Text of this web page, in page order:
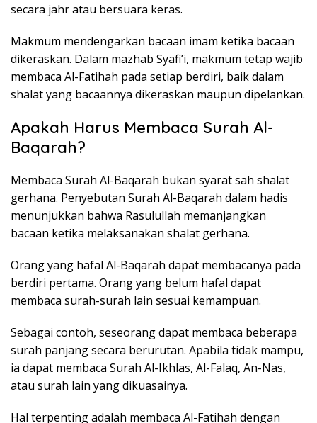
secara jahr atau bersuara keras.
Makmum mendengarkan bacaan imam ketika bacaan
dikeraskan. Dalam mazhab Syafi’i, makmum tetap wajib
membaca Al-Fatihah pada setiap berdiri, baik dalam
shalat yang bacaannya dikeraskan maupun dipelankan.
Apakah Harus Membaca Surah Al-
Baqarah?
Membaca Surah Al-Baqarah bukan syarat sah shalat
gerhana. Penyebutan Surah Al-Baqarah dalam hadis
menunjukkan bahwa Rasulullah memanjangkan
bacaan ketika melaksanakan shalat gerhana.
Orang yang hafal Al-Baqarah dapat membacanya pada
berdiri pertama. Orang yang belum hafal dapat
membaca surah-surah lain sesuai kemampuan.
Sebagai contoh, seseorang dapat membaca beberapa
surah panjang secara berurutan. Apabila tidak mampu,
ia dapat membaca Surah Al-Ikhlas, Al-Falaq, An-Nas,
atau surah lain yang dikuasainya.
Hal terpenting adalah membaca Al-Fatihah dengan